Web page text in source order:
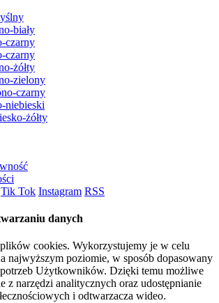
biały
czarny
czarny
żółty
zielony
czarny
niebieski
żółty
Tik Tok Instagram RSS
danych
cookies. Wykorzystujemy je w celu
najwyższym poziomie, w sposób dopasowany
Użytkowników. Dzięki temu możliwe
z narzędzi analitycznych oraz udostępnianie
i odtwarzacza wideo.